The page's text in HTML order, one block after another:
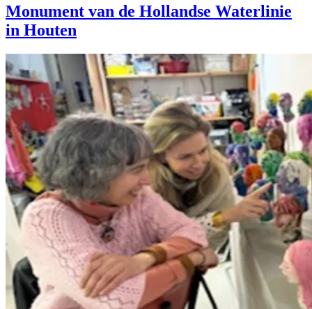
Monument van de Hollandse Waterlinie
in Houten